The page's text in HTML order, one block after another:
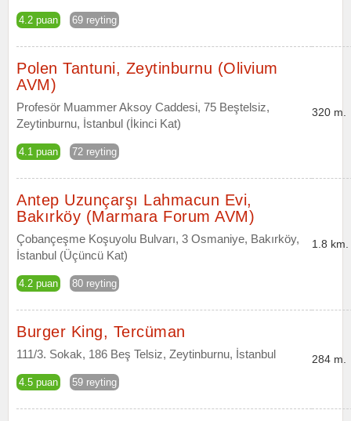
4.2 puan 69 reyting
Polen Tantuni, Zeytinburnu (Olivium
AVM)
Profesör Muammer Aksoy Caddesi, 75 Beştelsiz,
Zeytinburnu, İstanbul (İkinci Kat)
4.1 puan 72 reyting
320 m.
Antep Uzunçarşı Lahmacun Evi,
Bakırköy (Marmara Forum AVM)
Çobançeşme Koşuyolu Bulvarı, 3 Osmaniye, Bakırköy,
İstanbul (Üçüncü Kat)
4.2 puan 80 reyting
1.8 km.
Burger King, Tercüman
111/3. Sokak, 186 Beş Telsiz, Zeytinburnu, İstanbul
4.5 puan 59 reyting
284 m.